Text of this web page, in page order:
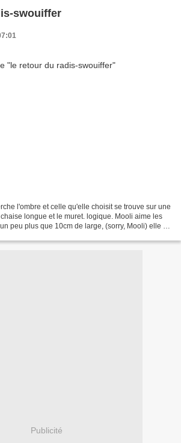
swouiffer
l'ombre et celle qu'elle choisit se trouve sur une
longue et le muret. logique. Mooli aime les
peu plus que 10cm de large, (sorry, Mooli) elle se
Publicité